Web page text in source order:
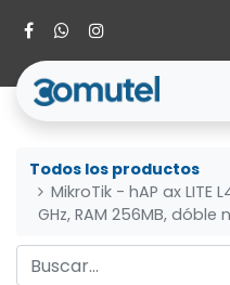
Todos los productos
MikroTik - hAP ax LITE
GHz, RAM 256MB, dóble